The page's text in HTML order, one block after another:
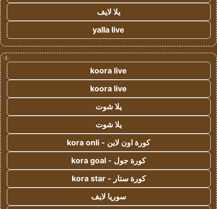
يلا لايف
yalla live
!
koora live
koora live
يلا شوت
يلا شوت
كورة اون لاين - kora onli
كورة جول - kora goal
كورة ستار - kora star
سوريا لايف